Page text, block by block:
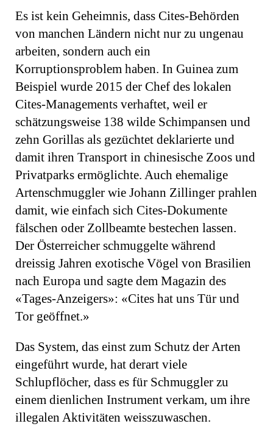
Es ist kein Geheimnis, dass Cites-Behörden
von manchen Ländern nicht nur zu ungenau
arbeiten, sondern auch ein
Korruptionsproblem haben. In Guinea zum
Beispiel wurde 2015 der Chef des lokalen
Cites-Managements verhaftet, weil er
schätzungsweise 138 wilde Schimpansen und
zehn Gorillas als gezüchtet deklarierte und
damit ihren Transport in chinesische Zoos und
Privatparks ermöglichte. Auch ehemalige
Artenschmuggler wie Johann Zillinger prahlen
damit, wie einfach sich Cites-Dokumente
fälschen oder Zollbeamte bestechen lassen.
Der Österreicher schmuggelte während
dreissig Jahren exotische Vögel von Brasilien
nach Europa und sagte dem Magazin des
«Tages-Anzeigers»: «Cites hat uns Tür und
Tor geöffnet.»
Das System, das einst zum Schutz der Arten
eingeführt wurde, hat derart viele
Schlupflöcher, dass es für Schmuggler zu
einem dienlichen Instrument verkam, um ihre
illegalen Aktivitäten weisszuwaschen.